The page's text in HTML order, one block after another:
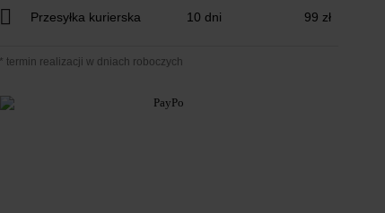
Przesyłka kurierska 10 dni 99 zł
* termin realizacji w dniach roboczych